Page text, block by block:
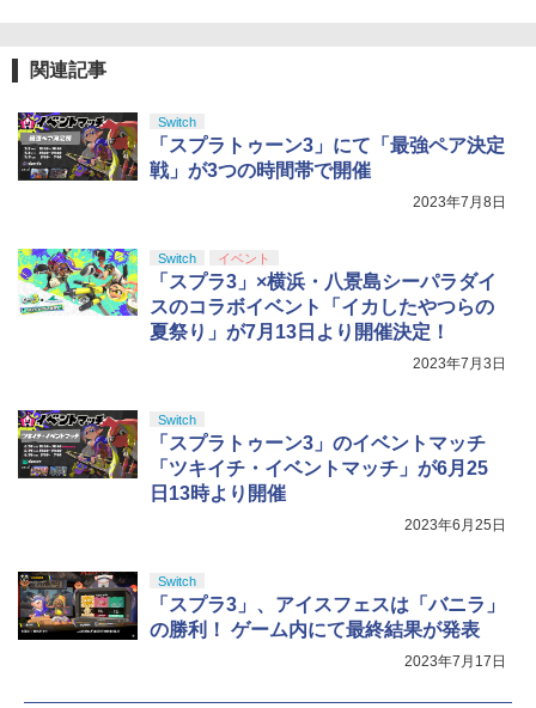
関連記事
Switch
「スプラトゥーン3」にて「最強ペア決定
戦」が3つの時間帯で開催
2023年7月8日
Switch イベント
「スプラ3」×横浜・八景島シーパラダイ
スのコラボイベント「イカしたやつらの
夏祭り」が7月13日より開催決定！
2023年7月3日
Switch
「スプラトゥーン3」のイベントマッチ
「ツキイチ・イベントマッチ」が6月25
日13時より開催
2023年6月25日
Switch
「スプラ3」、アイスフェスは「バニラ」
の勝利！ ゲーム内にて最終結果が発表
2023年7月17日